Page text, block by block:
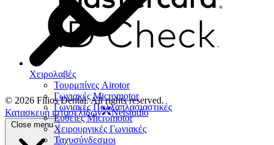
Χειρολαβές
Τουρμπίνες Airotor
Γωνιακές Micromotor
Γωνιακές Πολλαπλασιαστικές
Ευθείες Micromotor
Χειρουργικές Γωνιακές
Ταχυσύνδεσμοι
© 2026 Filios Dental. All rights reserved.
Κατασκευή ιστοσελίδων
Netstudio
Close menu